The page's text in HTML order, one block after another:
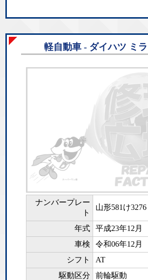
軽自動車 - ダイハツ ミ
ナンバープレー
ト
山形581け3276
年式
平成23年12月
車検
令和06年12月
シフト
AT
駆動区分
前輪駆動